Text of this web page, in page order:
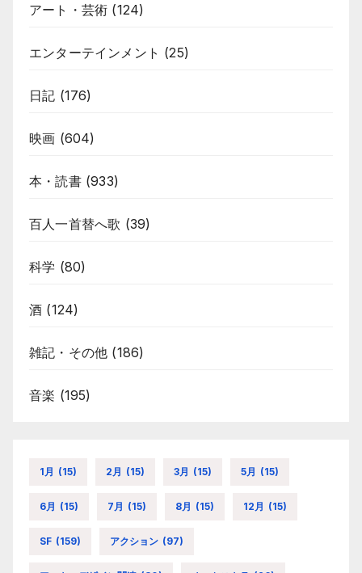
アート・芸術 (124)
エンターテインメント (25)
日記 (176)
映画 (604)
本・読書(933)
百人一首替へ歌 (39)
科学 (80)
酒 (124)
雑記・その他 (186)
音楽 (195)
1月 (15) 2月 (15) 3月 (15) 5月 (15)
6月 (15) 7月 (15) 8月 (15) 12月 (15)
SF (159) アクション (97)